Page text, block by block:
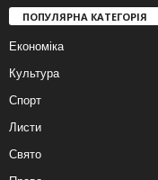
ПОПУЛЯРНА КАТЕГОРІЯ
Економіка
Культура
Спорт
Листи
Свято